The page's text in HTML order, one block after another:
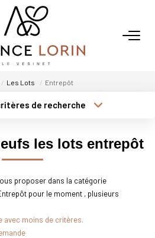
ACHETER
AGENCE
Nous
Les Lots Entrepôt
de recherche
Plus de critères
les lots entrepôt
proposer dans la catégorie
pour le moment , plusieurs
avec moins de critères.